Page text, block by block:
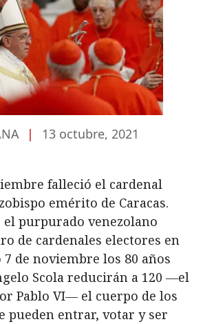
| 13 octubre, 2021
falleció el cardenal
emérito de Caracas.
el purpurado venezolano
de cardenales electores en
de noviembre los 80 años
Scola reducirán a 120 ―el
Pablo VI― el cuerpo de los
pueden entrar, votar y ser